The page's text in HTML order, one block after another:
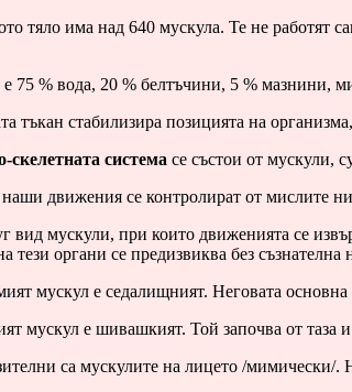
тяло има над 640 мускула. Те не работят
75 % вода, 20 % белтъчини, 5 % мазнини,
тъкан стабилизира позицията на
скелетната система се състои от мускули,
движения се контролират от мислите
вид мускули, при които движенията се
тези органи се предизвиква без
мускул е седалищният. Неговата
мускул е шивашкият. Той започва от таза
са мускулите на лицето /мимически/.